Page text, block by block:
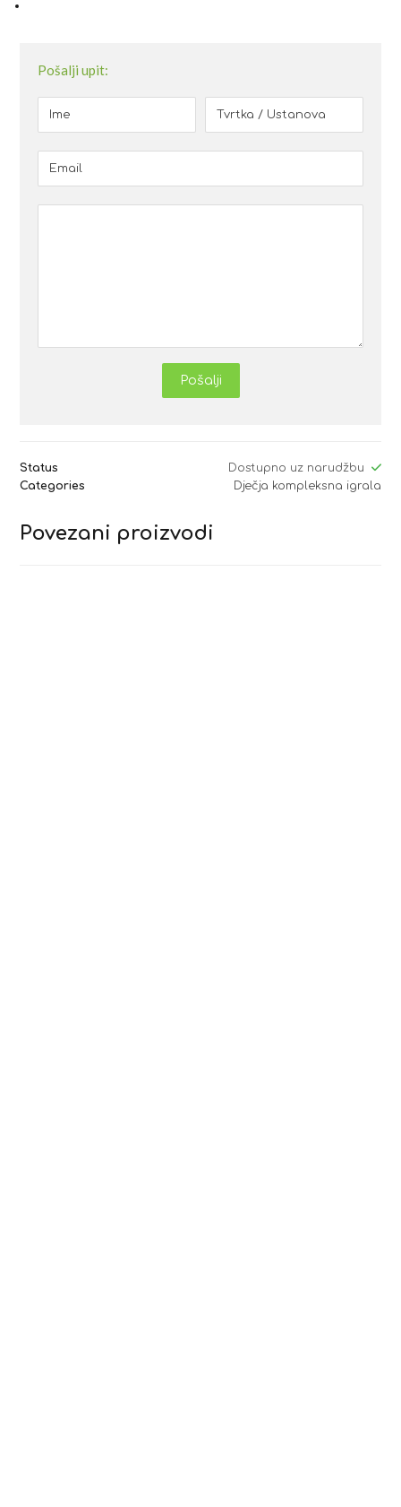
Pošalji upit:
Pošalji
Status
Dostupno uz narudžbu
Categories
Dječja kompleksna igrala
Povezani proizvodi